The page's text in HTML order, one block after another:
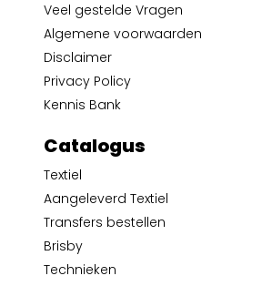
Veel gestelde Vragen
Algemene voorwaarden
Disclaimer
Privacy Policy
Kennis Bank
Catalogus
Textiel
Aangeleverd Textiel
Transfers bestellen
Brisby
Technieken